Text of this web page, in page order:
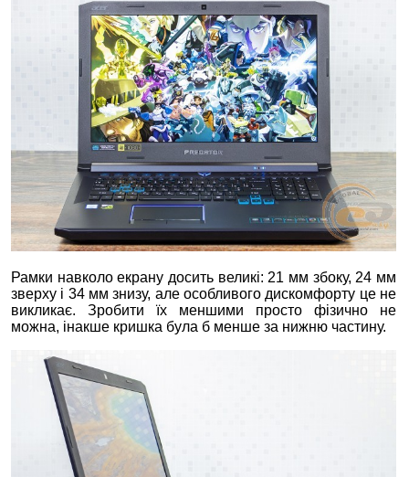
Рамки навколо екрану досить великі: 21 мм збоку, 24 мм
зверху і 34 мм знизу, але особливого дискомфорту це не
викликає. Зробити їх меншими просто фізично не
можна, інакше кришка була б менше за нижню частину.